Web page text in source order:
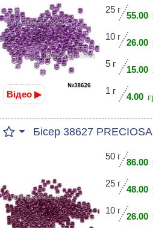
Відео ▶
25 г
55.00
10 г
26.00
5 г
15.00
1 г
4.00
Бісер 38627 PRECIOSA
50 г
86.00
25 г
48.00
10 г
26.00